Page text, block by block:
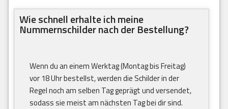
Wie schnell erhalte ich meine
Nummernschilder nach der Bestellung?
Wenn du an einem Werktag (Montag bis Freitag)
vor 18 Uhr bestellst, werden die Schilder in der
Regel noch am selben Tag geprägt und versendet,
sodass sie meist am nächsten Tag bei dir sind.